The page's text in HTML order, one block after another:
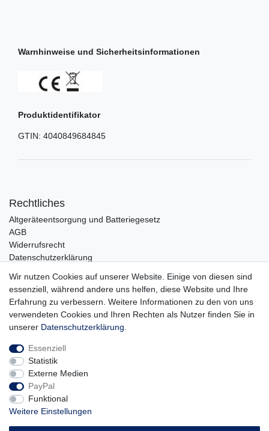
Warnhinweise und Sicherheitsinformationen
Produktidentifikator
GTIN: 4040849684845
Rechtliches
Altgeräteentsorgung und Batteriegesetz
AGB
Widerrufsrecht
Datenschutzerklärung
Impressum
Service
Zahlungsarten
Lieferung und Abholung
Unternehmen
Über uns
Karriere
Kontakt
Vertrag widerrufen
Wir nutzen Cookies auf unserer Website. Einige von diesen sind
essenziell, während andere uns helfen, diese Website und Ihre
Erfahrung zu verbessern. Weitere Informationen zu den von uns
verwendeten Cookies und Ihren Rechten als Nutzer finden Sie in
unserer Daten­schutz­erklärung
Essenziell
Statistik
Externe Medien
PayPal
Funktional
Weitere Einstellungen